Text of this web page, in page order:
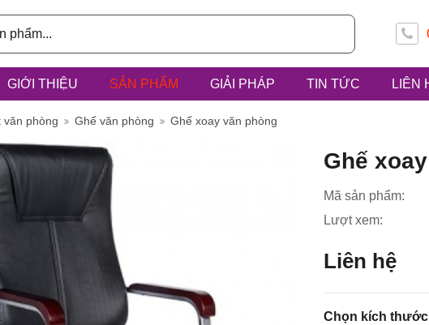
GIỚI THIỆU SẢN PHẨM GIẢI PHÁP TIN TỨC LIÊN
3/6D,
Điểm,
văn phòng Ghế văn phòng Ghế xoay văn phòng
Ghế
Mã sản phẩm:
Lượt xem:
Liên hệ
Chọn kích